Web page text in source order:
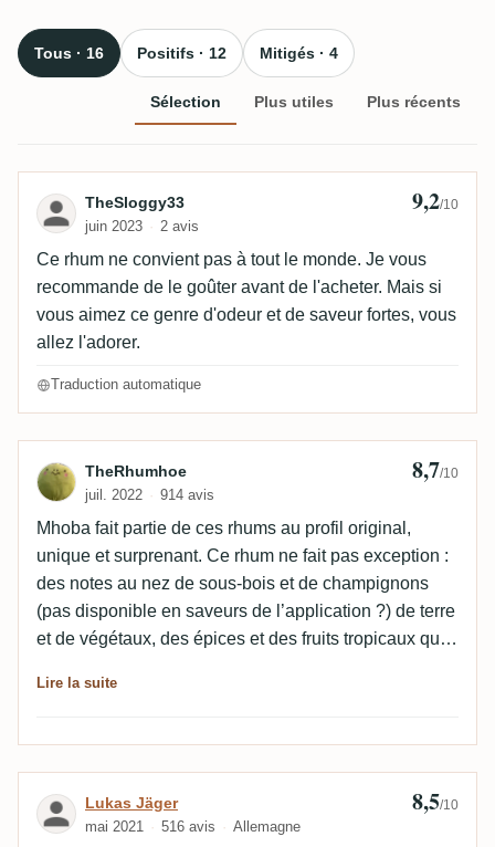
Tous · 16 Positifs · 12 Mitigés · 4
Sélection Plus utiles Plus récents
Avis de TheSloggy33
TheSloggy33
juin 2023 2 avis
9,2/10
Ce rhum ne convient pas à tout le monde. Je vous
recommande de le goûter avant de l'acheter. Mais si
vous aimez ce genre d'odeur et de saveur fortes, vous
allez l'adorer.
Traduction automatique
Avis de TheRhumhoe
TheRhumhoe
juil. 2022 914 avis
8,7/10
Mhoba fait partie de ces rhums au profil original,
unique et surprenant. Ce rhum ne fait pas exception :
des notes au nez de sous-bois et de champignons
(pas disponible en saveurs de l’application ?) de terre
et de végétaux, des épices et des fruits tropicaux qui
phénoliques et chimiques que ce rhum offre
de profil, pour passer vers quelque chose de plus
fruité (cerise, raisin, pomme, banane et les agrumes
entre autre) avec une touche florale, épicée et
vanillée. La finale est très longue, tournée vers des
Lire la suite
Avis de Lukas Jäger
Lukas Jäger
mai 2021 516 avis Allemagne
8,5/10